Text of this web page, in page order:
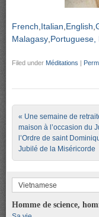
French Italian English
Malagasy Portuguese,
Filed under Méditations |
Post navigation
« Une semaine de
maison à l’occasion du
l’Ordre de saint
Jubilé de la Miséricorde
Vietnamese
Homme de science,